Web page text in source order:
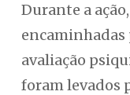
Durante a
encaminhadas
avaliação
foram levados